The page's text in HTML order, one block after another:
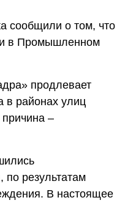
сообщили о том, что
в Промышленном
продлевает
в районах улиц
–
по результатам
В настоящее